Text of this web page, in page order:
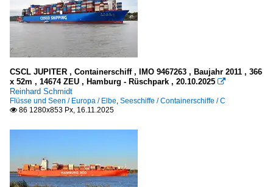
CSCL JUPITER , Containerschiff , IMO 9467263 , Baujahr 2011 , 366
x 52m , 14674 ZEU , Hamburg - Rüschpark , 20.10.2025 
Reinhard Schmidt
Flüsse und Seen / Europa / Elbe, Seeschiffe / Containerschiffe / C
 86 1280x853 Px, 16.11.2025